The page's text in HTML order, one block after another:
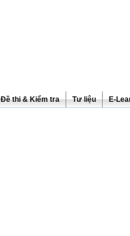
Đề thi & Kiểm tra Tư liệu E-